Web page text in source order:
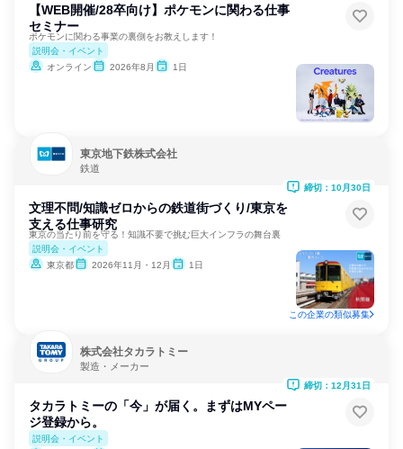
【WEB開催/28卒向け】ポケモンに関わる仕事
セミナー
ポケモンに関わる事業の裏側をお教えします！
説明会・イベント
オンライン
2026年8月 1日
東京地下鉄株式会社
鉄道
文理不問/知識ゼロからの鉄道街づくり/東京を
支える仕事研究
東京の当たり前を守る！知識不要で挑む巨大インフラの舞台裏
説明会・イベント
東京都
2026年11月・12月 1日
締切：10月30日
この企業の類似募集
株式会社タカラトミー
製造・メーカー
タカラトミーの「今」が届く。まずはMYペー
ジ登録から。
説明会・イベント
締切：12月31日